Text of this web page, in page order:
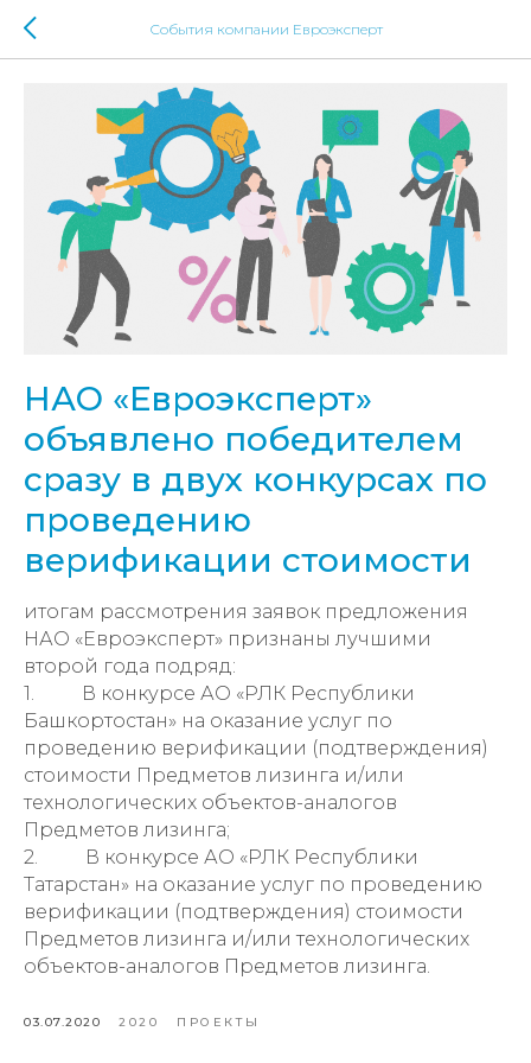
События компании Евроэксперт
НАО «Евроэксперт»
объявлено победителем
сразу в двух конкурсах по
проведению
верификации стоимости
итогам рассмотрения заявок предложения
НАО «Евроэксперт» признаны лучшими
второй года подряд:
1. В конкурсе АО «РЛК Республики
Башкортостан» на оказание услуг по
проведению верификации (подтверждения)
стоимости Предметов лизинга и/или
технологических объектов-аналогов
Предметов лизинга;
2. В конкурсе АО «РЛК Республики
Татарстан» на оказание услуг по проведению
верификации (подтверждения) стоимости
Предметов лизинга и/или технологических
объектов-аналогов Предметов лизинга.
03.07.2020 2020 ПРОЕКТЫ